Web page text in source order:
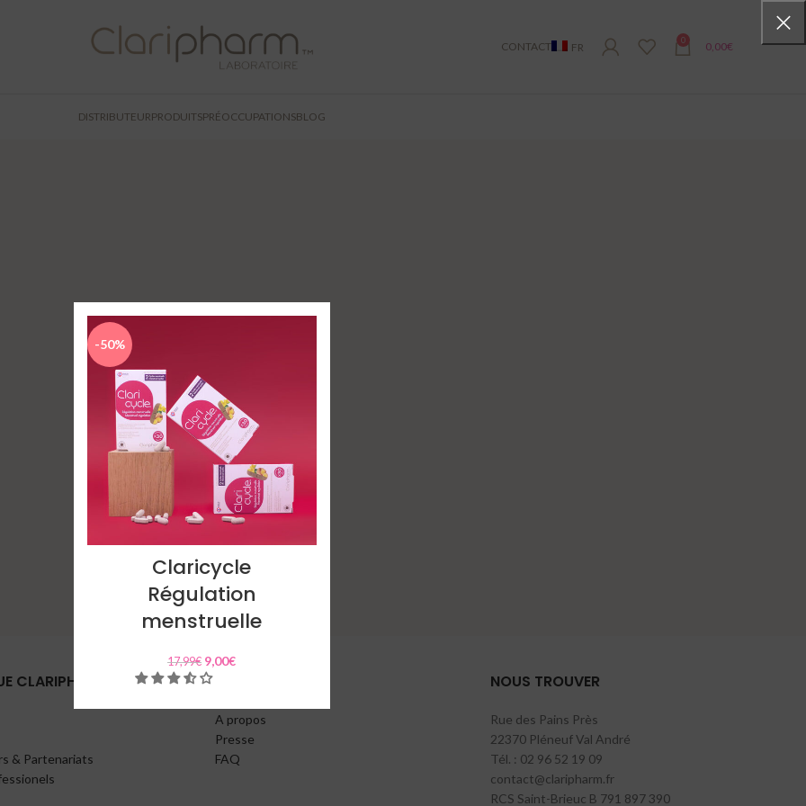
-50%
Claricycle
Régulation
menstruelle
17,99€ 9,00€
CONTACT FR 0 0,00€
DISTRIBUTEURPRODUITSPRÉOCCUPATIONSBLOG
CLARIPHARM
& Partenariats
A propos
Presse
FAQ
NOUS TROUVER
Rue des Pains Près
22370 Pléneuf Val André
Tél. : 02 96 52 19 09
contact@claripharm.fr
RCS Saint-Brieuc B 791 897 390